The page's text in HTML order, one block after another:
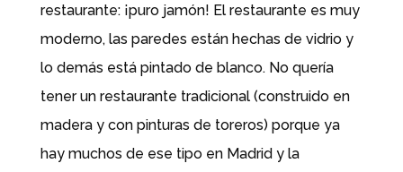
restaurante: ¡puro jamón! El restaurante es muy
moderno, las paredes están hechas de vidrio y
lo demás está pintado de blanco. No quería
tener un restaurante tradicional (construido en
madera y con pinturas de toreros) porque ya
hay muchos de ese tipo en Madrid y la